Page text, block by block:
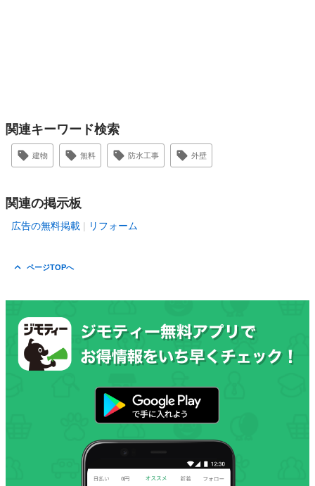
関連キーワード検索
建物 無料 防水工事 外壁
関連の掲示板
広告の無料掲載 リフォーム
ページTOPへ